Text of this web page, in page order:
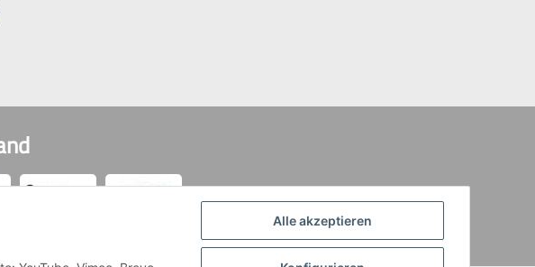
Alle akzeptieren